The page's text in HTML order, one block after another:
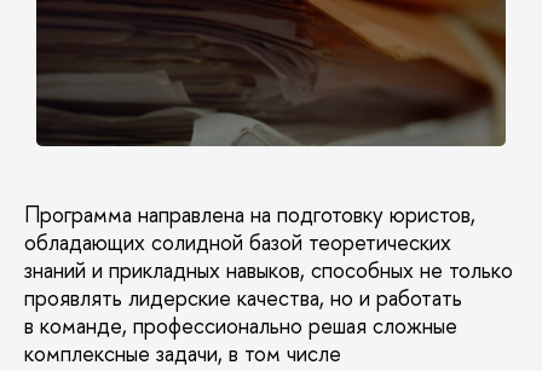
Программа направлена на подготовку юристов,
обладающих солидной базой теоретических
знаний и прикладных навыков, способных не только
проявлять лидерские качества, но и работать
в команде, профессионально решая сложные
комплексные задачи, в том числе